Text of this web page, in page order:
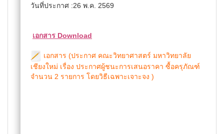
วันที่ประกาศ :26 พ.ค. 2569
เอกสาร Download
เอกสาร (ประกาศ คณะวิทยาศาสตร์ มหาวิทยาลัย
เชียงใหม่ เรื่อง ประกาศผู้ชนะการเสนอราคา ซื้อครุภัณฑ์
จำนวน 2 รายการ โดยวิธีเฉพาะเจาะจง )